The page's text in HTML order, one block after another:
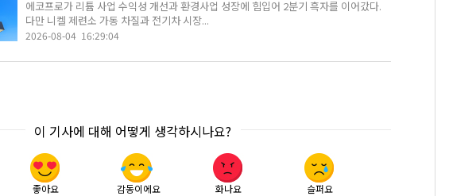
에코프로가 리튬 사업 수익성 개선과 환경사업 성장에 힘입어 2분기 흑자를 이어갔다.
다만 니켈 제련소 가동 차질과 전기차 시장...
2026-08-04 16:29:04
이 기사에 대해 어떻게 생각하시나요?
좋아요 감동이에요 화나요 슬퍼요